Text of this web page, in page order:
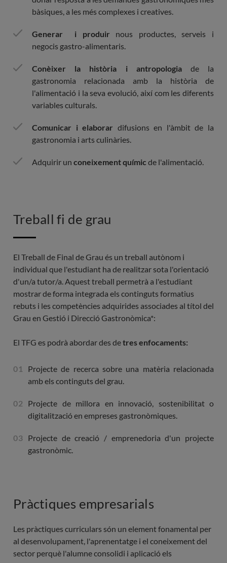
bàsiques, a les més complexes i creatives.
Generar i produir nous productes, serveis i
negocis gastro-alimentaris.
Conèixer la història i antropologiade la
gastronomia relacionada amb la història de
l'alimentació i la seva evolució, així com les diferents
variables culturals.
Comunicar i elaborar difusions en l'àmbit de la
gastronomia i arts culinàries.
Adquirir un coneixement químic de l'alimentació.
Treball fi de grau
El Treball de Final de Grau és un treball autònom i
individual que l'estudiant ha de realitzar sota l'orientació
d'un/a tutor/a. Aquest treball permetrà a l'estudiant
mostrar de forma integrada els continguts formatius
rebuts i les competències adquirides associades al títol del
Grau en Gestió i Direcció Gastronòmica*:
El TFG es podrà abordar des detres enfocaments:
Projecte de recerca sobre una matèria relacionada
amb els continguts del grau.
Projecte de millora en innovació, sostenibilitat o
digitalització en empreses gastronòmiques.
Projecte de creació / emprenedoria d'un projecte
gastronòmic.
Pràctiques empresarials
Les pràctiques curriculars són un element fonamental per
al desenvolupament, l'aprenentatge i el coneixement del
sector perquè l'alumne consolidi i aplicació els